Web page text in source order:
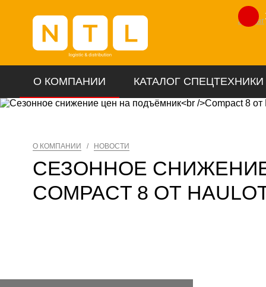
Лизинг
О КОМПАНИИ КАТАЛОГ СПЕЦТЕХНИКИ
О КОМПАНИИ / НОВОСТИ
СЕЗОННОЕ
COMPACT 8 ОТ